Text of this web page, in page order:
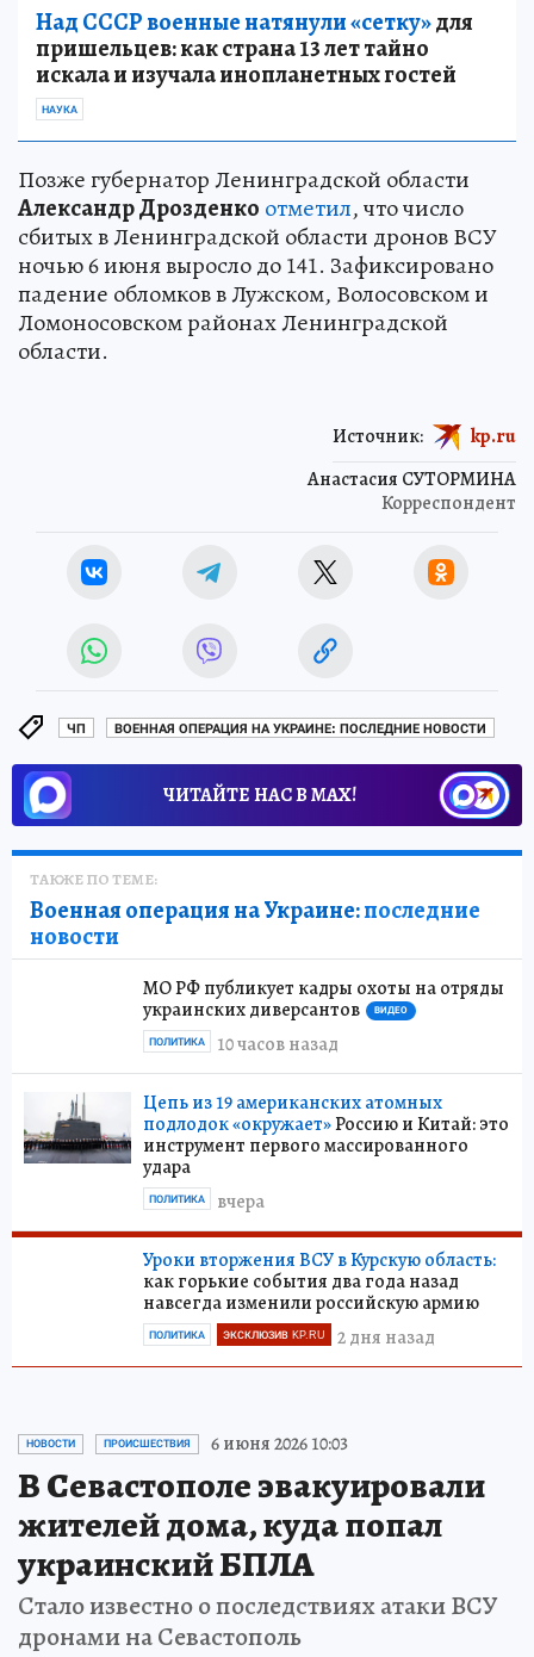
Над СССР военные натянули «сетку»для
пришельцев: как страна 13 лет тайно
искала и изучала инопланетных гостей
НАУКА
Позже губернатор Ленинградской области
Александр Дрозденко отметил, что число
сбитых в Ленинградской области дронов ВСУ
ночью 6 июня выросло до 141. Зафиксировано
падение обломков в Лужском, Волосовском и
Ломоносовском районах Ленинградской
области.
Анастасия СУТОРМИНА
Корреспондент
Источник: kp.ru
ЧП ВОЕННАЯ ОПЕРАЦИЯ НА УКРАИНЕ: ПОСЛЕДНИЕ НОВОСТИ
ЧИТАЙТЕ НАС В МАХ!
ТАКЖЕ ПО ТЕМЕ:
Военная операция на Украине:последние
новости
МО РФ публикует кадры охоты на отряды
украинских диверсантов
ВИДЕО
10 часов назад
ПОЛИТИКА
Цепь из 19 американских атомных
подлодок «окружает»Россию и Китай: это
инструмент первого массированного
удара
вчера
ПОЛИТИКА
Уроки вторжения ВСУ в Курскую область:
как горькие события два года назад
навсегда изменили российскую армию
2 дня назад
ПОЛИТИКА ЭКСКЛЮЗИВ KP.RU
НОВОСТИ ПРОИСШЕСТВИЯ 6 июня 2026 10:03
В Севастополе эвакуировали
жителей дома, куда попал
украинский БПЛА
Стало известно о последствиях атаки ВСУ
дронами на Севастополь